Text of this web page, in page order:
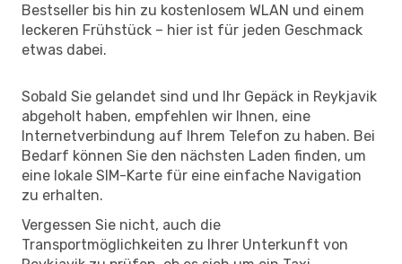
Bestseller bis hin zu kostenlosem WLAN und einem
leckeren Frühstück – hier ist für jeden Geschmack
etwas dabei.
Sobald Sie gelandet sind und Ihr Gepäck in Reykjavik
abgeholt haben, empfehlen wir Ihnen, eine
Internetverbindung auf Ihrem Telefon zu haben. Bei
Bedarf können Sie den nächsten Laden finden, um
eine lokale SIM-Karte für eine einfache Navigation
zu erhalten.
Vergessen Sie nicht, auch die
Transportmöglichkeiten zu Ihrer Unterkunft von